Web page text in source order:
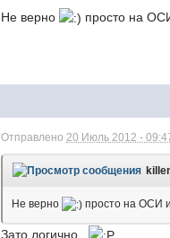
Не верно просто на
Отправлено20 Июль 2012 -
Не верно просто на ОСИ
Зато логично.